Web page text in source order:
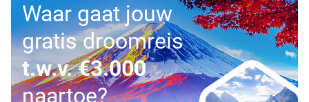
Waar gaat jouw
gratis droomreis
t.w.v. €3.000
naartoe?